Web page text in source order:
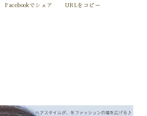
Facebookでシェア URLをコピー